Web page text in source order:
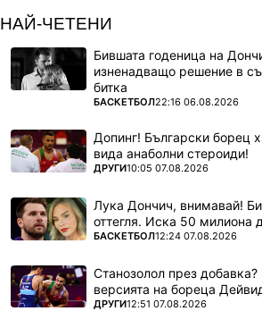
НАЙ-ЧЕТЕНИ
Бившата годеница на
изненадващо решение в
битка
ПОВЕЧЕ ОТ
БАСКЕТБОЛ22:16 06.08.2026
Допинг! Български борец
вида анаболни стероиди!
ПОВЕЧЕ ОТ
ДРУГИ10:05 07.08.2026
Лука Дончич, внимавай!
оттегля. Иска 50 милиона
ПОВЕЧЕ ОТ
БАСКЕТБОЛ12:24 07.08.2026
Станозолол през добавка?
версията на бореца
ПОВЕЧЕ ОТ
ДРУГИ12:51 07.08.2026